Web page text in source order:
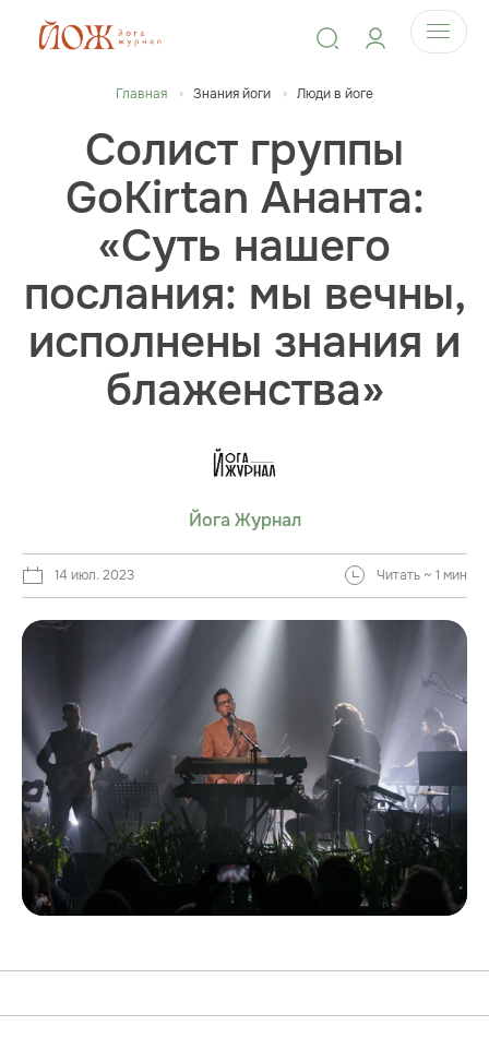
Главная Знания йоги Люди в йоге
Cолист группы
GoKirtan Ананта:
«Суть нашего
послания: мы вечны,
исполнены знания и
блаженства»
Йога Журнал
14 июл. 2023 Читать ~ 1 мин